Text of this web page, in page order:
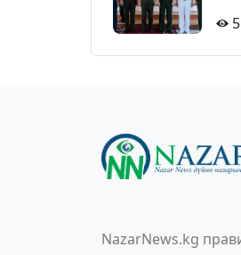
NazarNews.kg